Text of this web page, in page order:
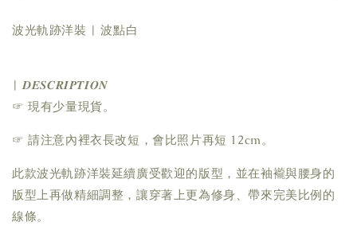
波光軌跡洋裝 | 波點白
| 𝑫𝑬𝑺𝑪𝑹𝑰𝑷𝑻𝑰𝑶𝑵
☞ 現有少量現貨。
☞ 請注意內裡衣長改短，會比照片再短 12cm。
此款波光軌跡洋裝延續廣受歡迎的版型，並在袖襱與腰身的
版型上再做精細調整，讓穿著上更為修身、帶來完美比例的
線條。